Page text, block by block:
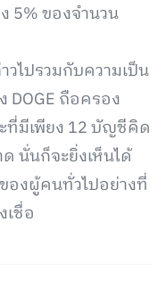
5% ของจำนวน
ไปรวมกับความเป็น
DOGE ถือครอง
ที่มีเพียง 12 บัญชีคิด
นั่นก็จะยิ่งเห็นได้
องผู้คนทั่วไปอย่างที่
ชื่อ